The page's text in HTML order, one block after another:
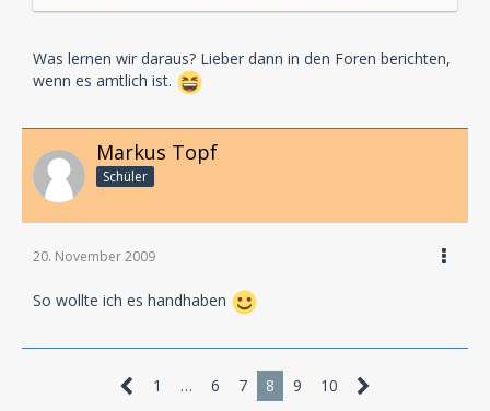
Was lernen wir daraus? Lieber dann in den Foren berichten,
wenn es amtlich ist.
Markus Topf
Schüler
20. November 2009
So wollte ich es handhaben
1 … 6 7 8 9 10